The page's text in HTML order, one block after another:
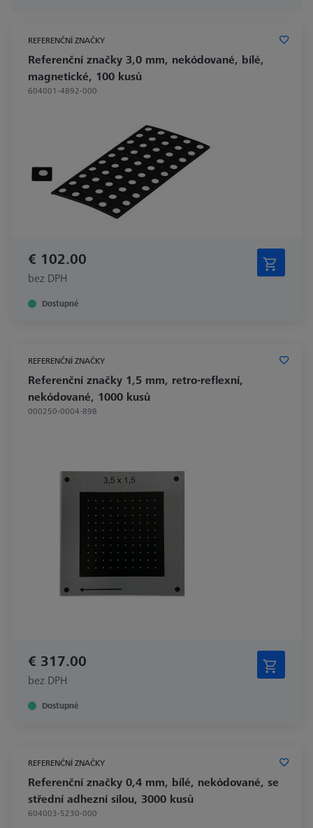
REFERENČNÍ ZNAČKY
Referenční značky 3,0 mm, nekódované, bílé,
magnetické, 100 kusů
604001-4892-000
€ 102.00
bez DPH
Dostupné
REFERENČNÍ ZNAČKY
Referenční značky 1,5 mm, retro-reflexní,
nekódované, 1000 kusů
000250-0004-898
€ 317.00
bez DPH
Dostupné
REFERENČNÍ ZNAČKY
Referenční značky 0,4 mm, bílé, nekódované, se
střední adhezní silou, 3000 kusů
604003-5230-000